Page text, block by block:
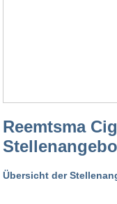
Reemtsma
Übersicht der